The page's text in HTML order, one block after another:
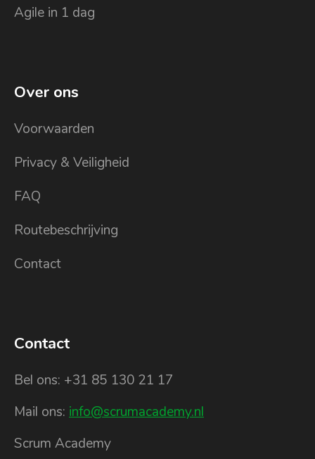
Agile in 1 dag
Over ons
Voorwaarden
Privacy & Veiligheid
FAQ
Routebeschrijving
Contact
Contact
Bel ons: +31 85 130 21 17
Mail ons: info@scrumacademy.nl
Scrum Academy